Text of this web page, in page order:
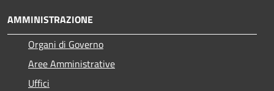
AMMINISTRAZIONE
Organi di Governo
Aree Amministrative
Uffici